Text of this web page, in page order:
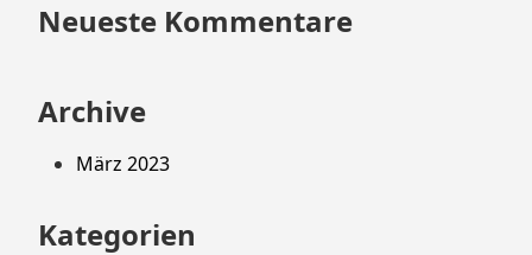
Neueste Kommentare
Archive
März 2023
Kategorien